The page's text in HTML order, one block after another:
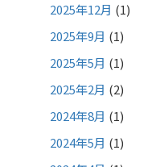
2025年12月 (1)
2025年9月 (1)
2025年5月 (1)
2025年2月 (2)
2024年8月 (1)
2024年5月 (1)